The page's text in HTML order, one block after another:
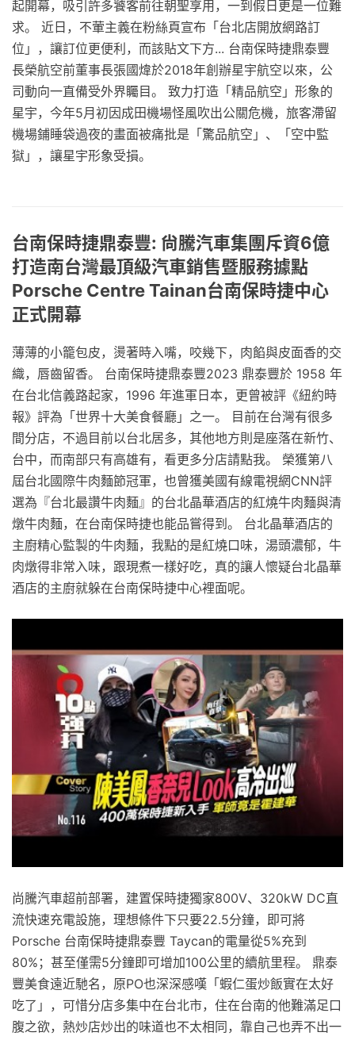
起開幕，吸引許多饕客前往朝聖享用，一到假日更是一位難
求。 近日，不葷主義在粉絲頁宣布「台北店開放網路訂
位」，讓訂位更便利，而該貼文下方... 台南保時捷鼎泰豐
長榮航空前董事長張國煒於2018年創辦星宇航空以來，公
司動向一直備受外界矚目。 致力打造「精品航空」形象的
星宇，今年5月初因成田機場怪風吹出公關危機，旅客滯留
機場鋪睡袋過夜的畫面被痛批是「驚品航空」、「空中監
獄」，讓星宇形象受損。
台南保時捷鼎泰豐: 尙騰汽車集團斥資6億
打造南台灣最頂級汽車銷售暨服務據點
Porsche Centre Tainan台南保時捷中心
正式開幕
薄薄的小籠包皮，燙著時入嘴，咬幾下，肉餡與皮面香的交
織，唇齒留香。 台南保時捷鼎泰豐2023 鼎泰豐於 1958 年
在台北信義路起家，1996 年進軍日本，更曾被評《紐約時
報》評為「世界十大美食餐廳」之一。 目前在台灣有很多
間分店，不過目前以台北居多，其他地方則是座落在新竹、
台中，而南部只有高雄有，看更多分店請點我。 榮獲第八
屆台北國際牛肉麵節冠軍，也曾獲美國有線電視網CNN評
選為『台北最讚牛肉麵』的台北晶華酒店的紅燒牛肉麵與清
燉牛肉麵，在台南保時捷也能品嘗得到。 台北晶華酒店的
主廚精心監製的牛肉麵，我點的是紅燒口味，湯頭濃郁，牛
肉燉得非常入味，跟現煮一樣好吃，真的讓人懷疑台北晶華
酒店的主廚就躲在台南保時捷中心裡面呢。
尚騰汽車超前部署，建置保時捷獨家800V、320kW DC直
流快速充電設施，理想條件下只要22.5分鐘，即可將
Porsche 台南保時捷鼎泰豐 Taycan的電量從5%充到
80%；甚至僅需5分鐘即可增加100公里的續航里程。 鼎泰
豐美食遠近馳名，原PO也深深感嘆「蝦仁蛋炒飯實在太好
吃了」，可惜分店多集中在台北市，住在台南的他難滿足口
腹之欲，熱炒店炒出的味道也不太相同，靠自己也弄不出一